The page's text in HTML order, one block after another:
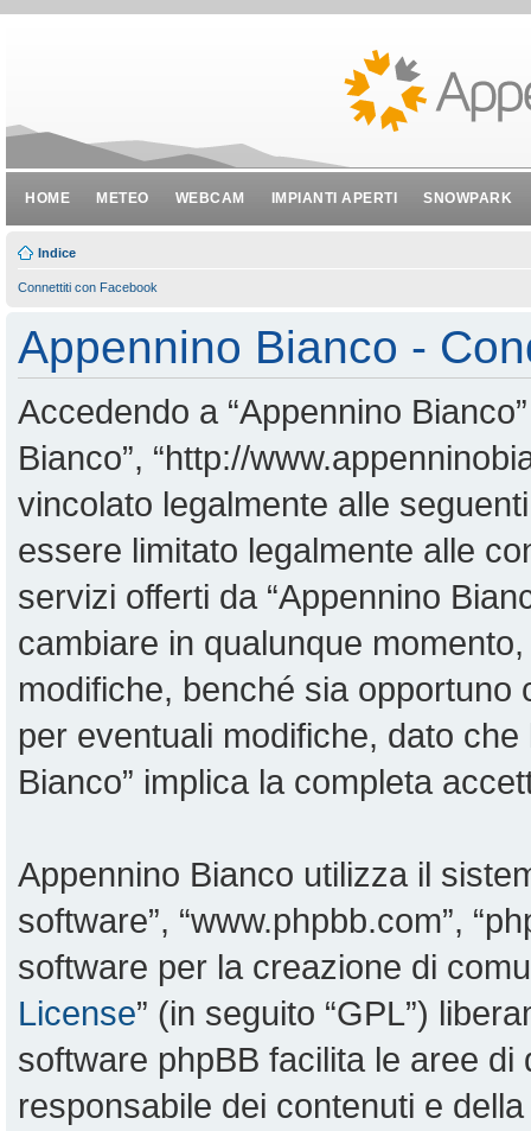
HOME METEO WEBCAM IMPIANTI APERTI SNOWPARK
Indice
Connettiti con Facebook
Appennino Bianco -
Accedendo a “Appennino
Bianco”, “http://
vincolato legalmente alle
essere limitato legalmente alle
servizi offerti da “Appennino
cambiare in qualunque
modifiche, benché sia
per eventuali modifiche, dato che
Bianco” implica la completa
Appennino Bianco utilizza il
software”, “www.phpbb.com”,
software per la creazione di
License” (in seguito “GPL”)
software phpBB facilita le aree
responsabile dei contenuti e